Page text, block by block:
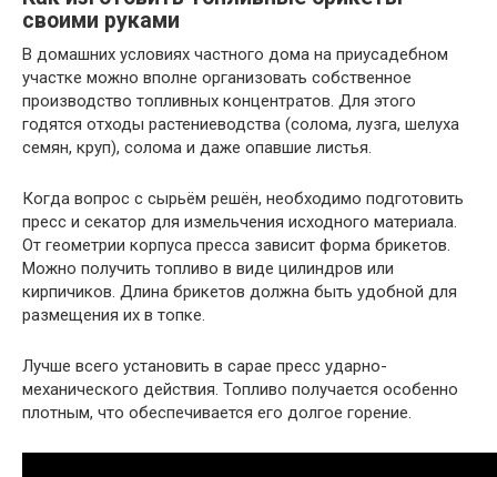
своими руками
В домашних условиях частного дома на приусадебном
участке можно вполне организовать собственное
производство топливных концентратов. Для этого
годятся отходы растениеводства (солома, лузга, шелуха
семян, круп), солома и даже опавшие листья.
Когда вопрос с сырьём решён, необходимо подготовить
пресс и секатор для измельчения исходного материала.
От геометрии корпуса пресса зависит форма брикетов.
Можно получить топливо в виде цилиндров или
кирпичиков. Длина брикетов должна быть удобной для
размещения их в топке.
Лучше всего установить в сарае пресс ударно-
механического действия. Топливо получается особенно
плотным, что обеспечивается его долгое горение.